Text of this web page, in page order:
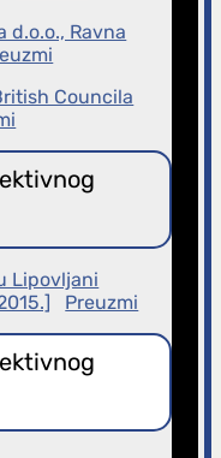
d.o.o., Ravna
Councila
Lipovljani
Preuzmi